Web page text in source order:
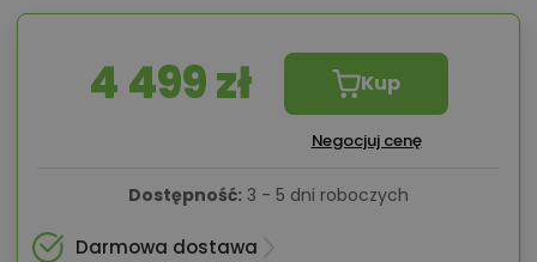
4 499 zł Kup
Negocjuj cenę
Dostępność: 3 - 5 dni roboczych
Darmowa dostawa